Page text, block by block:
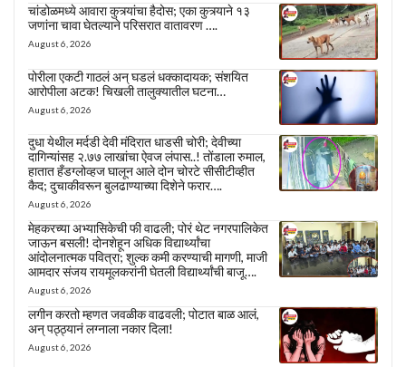
चांडोळमध्ये आवारा कुत्र्यांचा हैदोस; एका कुत्र्याने १३
जणांना चावा घेतल्याने परिसरात वातावरण ….
August 6, 2026
पोरीला एकटी गाठलं अन् घडलं धक्कादायक; संशयित
आरोपीला अटक! चिखली तालुक्यातील घटना…
August 6, 2026
दुधा येथील मर्दडी देवी मंदिरात धाडसी चोरी; देवीच्या
दागिन्यांसह २.७७ लाखांचा ऐवज लंपास..! तोंडाला रुमाल,
हातात हँडग्लोव्हज घालून आले दोन चोरटे सीसीटीव्हीत
कैद; दुचाकीवरून बुलढाण्याच्या दिशेने फरार….
August 6, 2026
मेहकरच्या अभ्यासिकेची फी वाढली; पोरं थेट नगरपालिकेत
जाऊन बसली! दोनशेहून अधिक विद्यार्थ्यांचा
आंदोलनात्मक पवित्रा; शुल्क कमी करण्याची मागणी, माजी
आमदार संजय रायमूलकरांनी घेतली विद्यार्थ्यांची बाजू….
August 6, 2026
लगीन करतो म्हणत जवळीक वाढवली; पोटात बाळ आलं,
अन् पठ्ठ्यानं लग्नाला नकार दिला!
August 6, 2026